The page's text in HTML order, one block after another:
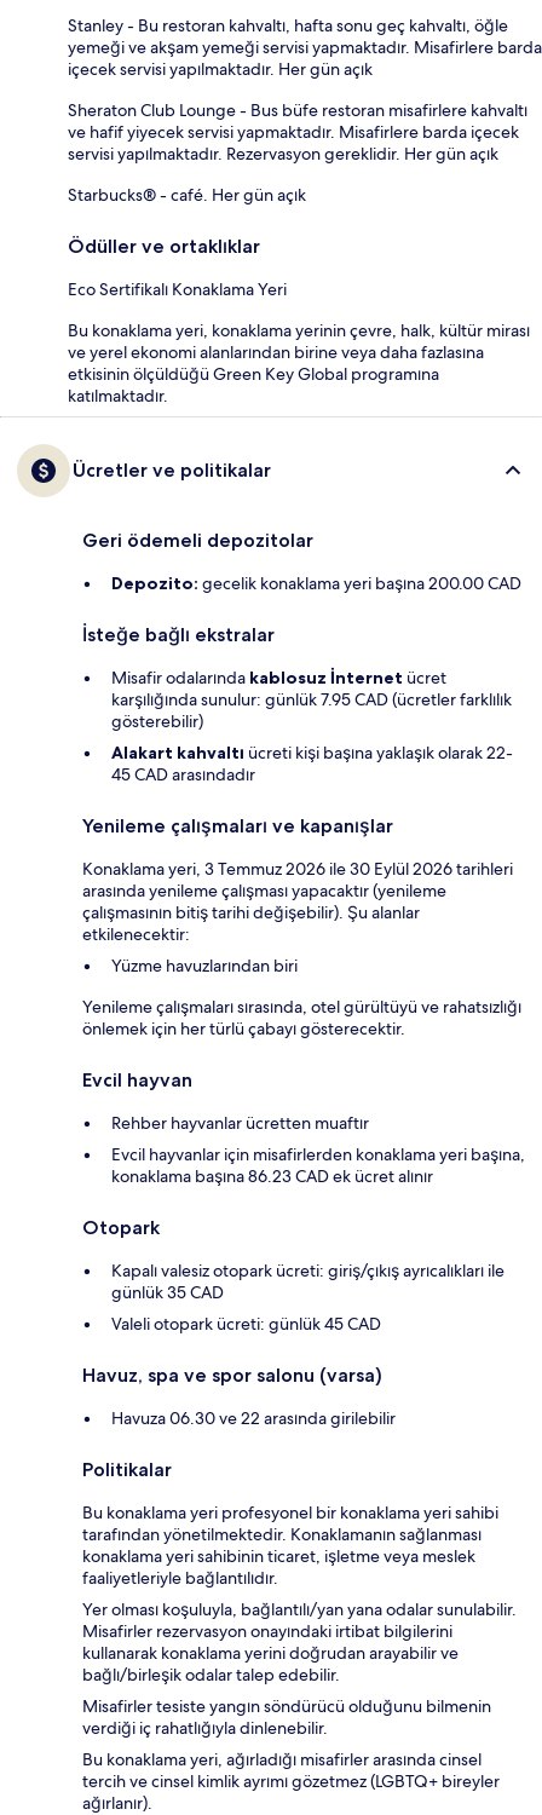
Stanley - Bu restoran kahvaltı, hafta sonu geç kahvaltı, öğle
yemeği ve akşam yemeği servisi yapmaktadır. Misafirlere barda
içecek servisi yapılmaktadır. Her gün açık
Sheraton Club Lounge - Bus büfe restoran misafirlere kahvaltı
ve hafif yiyecek servisi yapmaktadır. Misafirlere barda içecek
servisi yapılmaktadır. Rezervasyon gereklidir. Her gün açık
Starbucks® - café. Her gün açık
Ödüller ve ortaklıklar
Eco Sertifikalı Konaklama Yeri
Bu konaklama yeri, konaklama yerinin çevre, halk, kültür mirası
ve yerel ekonomi alanlarından birine veya daha fazlasına
etkisinin ölçüldüğü Green Key Global programına
katılmaktadır.
Ücretler ve politikalar
Geri ödemeli depozitolar
Depozito: gecelik konaklama yeri başına 200.00 CAD
İsteğe bağlı ekstralar
Misafir odalarında kablosuz İnternet ücret
karşılığında sunulur: günlük 7.95 CAD (ücretler farklılık
gösterebilir)
Alakart kahvaltı ücreti kişi başına yaklaşık olarak 22-
45 CAD arasındadır
Yenileme çalışmaları ve kapanışlar
Konaklama yeri, 3 Temmuz 2026 ile 30 Eylül 2026 tarihleri
arasında yenileme çalışması yapacaktır (yenileme
çalışmasının bitiş tarihi değişebilir). Şu alanlar
etkilenecektir:
Yüzme havuzlarından biri
Yenileme çalışmaları sırasında, otel gürültüyü ve rahatsızlığı
önlemek için her türlü çabayı gösterecektir.
Evcil hayvan
Rehber hayvanlar ücretten muaftır
Evcil hayvanlar için misafirlerden konaklama yeri başına,
konaklama başına 86.23 CAD ek ücret alınır
Otopark
Kapalı valesiz otopark ücreti: giriş/çıkış ayrıcalıkları ile
günlük 35 CAD
Valeli otopark ücreti: günlük 45 CAD
Havuz, spa ve spor salonu (varsa)
Havuza 06.30 ve 22 arasında girilebilir
Politikalar
Bu konaklama yeri profesyonel bir konaklama yeri sahibi
tarafından yönetilmektedir. Konaklamanın sağlanması
konaklama yeri sahibinin ticaret, işletme veya meslek
faaliyetleriyle bağlantılıdır.
Yer olması koşuluyla, bağlantılı/yan yana odalar sunulabilir.
Misafirler rezervasyon onayındaki irtibat bilgilerini
kullanarak konaklama yerini doğrudan arayabilir ve
bağlı/birleşik odalar talep edebilir.
Misafirler tesiste yangın söndürücü olduğunu bilmenin
verdiği iç rahatlığıyla dinlenebilir.
Bu konaklama yeri, ağırladığı misafirler arasında cinsel
tercih ve cinsel kimlik ayrımı gözetmez (LGBTQ+ bireyler
ağırlanır).